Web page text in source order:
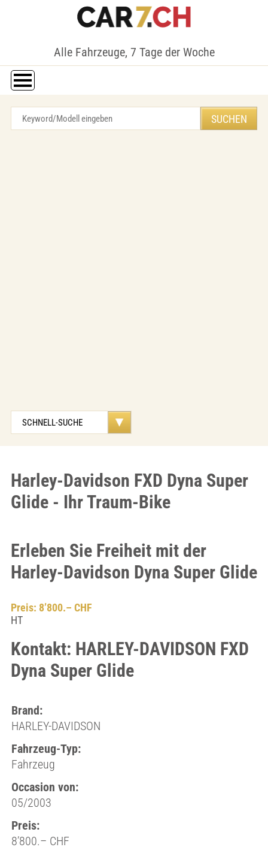
Alle Fahrzeuge, 7 Tage der Woche
Harley-Davidson FXD Dyna Super
Glide - Ihr Traum-Bike
Erleben Sie Freiheit mit der
Harley-Davidson Dyna Super Glide
Preis: 8’800.– CHF
HT
Kontakt: HARLEY-DAVIDSON FXD
Dyna Super Glide
Brand:
HARLEY-DAVIDSON
Fahrzeug-Typ:
Fahrzeug
Occasion von:
05/2003
Preis:
8’800.– CHF